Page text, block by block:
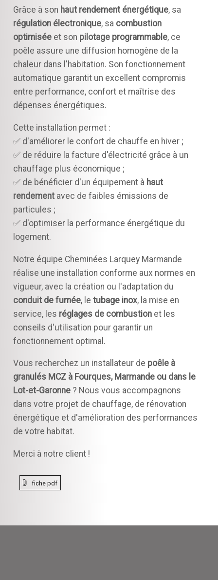
Grâce à son haut rendement énergétique, sa
régulation électronique, sa combustion
optimiséeet son pilotage programmable, ce
poêle assure une diffusion homogène de la
chaleur dans l'habitation. Son fonctionnement
automatique garantit un excellent compromis
entre performance, confort et maîtrise des
dépenses énergétiques.
Cette installation permet :
✅ d'améliorer le confort de chauffe en hiver ;
✅ de réduire la facture d'électricité grâce à un
chauffage plus économique ;
✅ de bénéficier d'un équipement à haut
rendementavec de faibles émissions de
particules ;
✅ d'optimiser la performance énergétique du
logement.
Notre équipe Cheminées Larquey Marmande
réalise une installation conforme aux normes en
vigueur, avec la création ou l'adaptation du
conduit de fumée, le tubage inox, la mise en
service, les réglages de combustionet les
conseils d'utilisation pour garantir un
fonctionnement optimal.
Vous recherchez un installateur de poêle à
granulés MCZ à Fourques, Marmande ou dans le
Lot-et-Garonne? Nous vous accompagnons
dans votre projet de chauffage, de rénovation
énergétique et d'amélioration des performances
de votre habitat.
Merci à notre client !
fiche pdf